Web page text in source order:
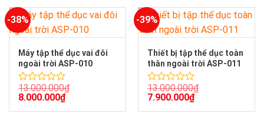
sao
5
sao
-38%
Máy tập thể dục vai đôi
ngoài trời ASP-010
Được
xếp
13.000.000₫
8.000.000₫
-39%
Thiết bị tập thể dục toàn
thân ngoài trời ASP-011
Được
xếp
13.000.000₫
7.900.000₫